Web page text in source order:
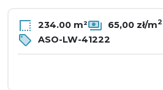
234.00 m² 65,00 zł/m2
ASO-LW-41222